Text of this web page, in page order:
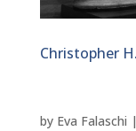
Christopher
by Eva Falaschi |